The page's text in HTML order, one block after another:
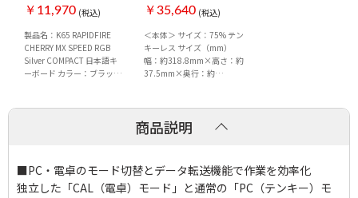
￥11,970 (税込)
製品名：K65 RAPIDFIRE
CHERRY MX SPEED RGB
Silver COMPACT 日本語キ
ーボード カラー：ブラック
キースイッチ：CHERRY MX
￥35,640 (税込)
＜本体＞ サイズ：75% テン
キーレス サイズ（mm）
幅：約318.8mm×高さ：約
37.5mm×奥行：約
C（TM） ＜スイッチ＞ スイ
ッチタイプ：アナログ磁気
スイッチ アクチュエーショ
商品説明
■PC・電卓のモード切替とデータ転送機能で作業を効率化
独立した「CAL（電卓）モード」と通常の「PC（テンキー）モ